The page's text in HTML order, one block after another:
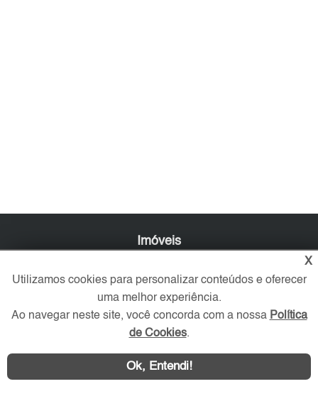
Imóveis
Imóveis Novos
O que procura?
Favoritos
X
Utilizamos cookies para personalizar conteúdos e oferecer
uma melhor experiência.
Ao navegar neste site, você concorda com a nossa Política
de Cookies.
Ok, Entendi!